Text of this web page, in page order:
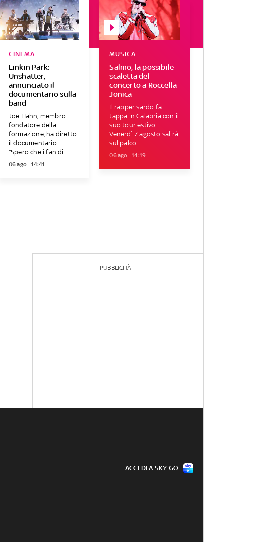
Linkin Park:
Unshatter,
annunciato il
documentario sulla
band
CINEMA
Joe Hahn, membro
fondatore della
formazione, ha diretto
il documentario:
“Spero che i fan di...
06 ago - 14:41
Salmo, la possibile
scaletta del
concerto a Roccella
Jonica
MUSICA
Il rapper sardo fa
tappa in Calabria con il
suo tour estivo.
Venerdì 7 agosto salirà
sul palco...
06 ago - 14:19
PUBBLICITÀ
ACCEDI A SKY GO